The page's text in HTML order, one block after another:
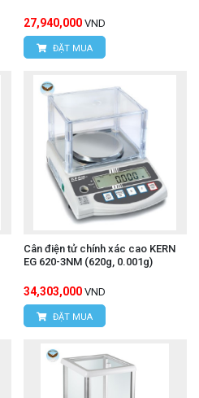
27,940,000 VND
ĐẶT MUA
Cân điện tử chính xác cao KERN
EG 620-3NM (620g, 0.001g)
34,303,000 VND
ĐẶT MUA